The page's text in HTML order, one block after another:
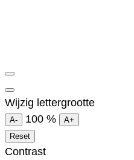
Wijzig lettergrootte
A- 100 %
A+
Reset
Contrast